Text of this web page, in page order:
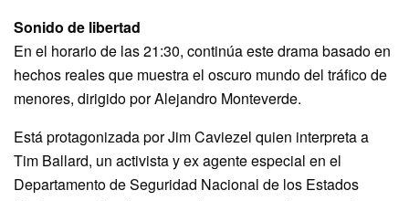
Sonido de libertad
En el horario de las 21:30, continúa este drama basado en
hechos reales que muestra el oscuro mundo del tráfico de
menores, dirigido por Alejandro Monteverde.
Está protagonizada por Jim Caviezel quien interpreta a
Tim Ballard, un activista y ex agente especial en el
Departamento de Seguridad Nacional de los Estados